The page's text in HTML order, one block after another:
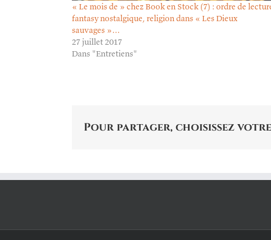
« Le mois de » chez Book en Stock (7) : ordre de
fantasy nostalgique, religion dans « Les Dieux
sauvages »…
27 juillet 2017
Dans "Entretiens"
Pour partager, choisissez votre